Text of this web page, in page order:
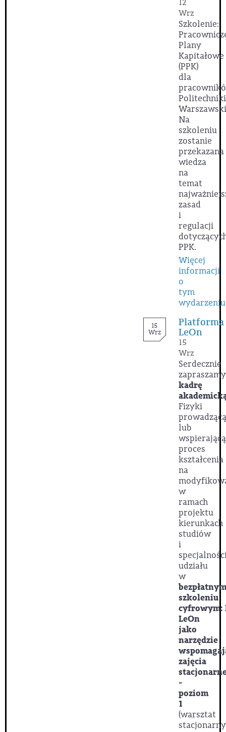
12
Wrz
Szkolenie:
Plany
Kapitałowe
(PPK)
dla
Politechniki
Na
szkoleniu
zostanie
przekazana
wiedza
na
temat
zasad
i
regulacji
PPK.
Więcej
informacji
o
tym
wydarzeniu
15
Wrz
Platforma
LeOn
15
Wrz
Serdecznie
zapraszamy
kadrę
Fizyki
prowadzącą
lub
wspierającą
proces
kształcenia
na
w
ramach
projektu
kierunkach
studiów
i
udziału
w
bezpłatnym
szkoleniu
cyfrowym:
LeOn
jako
narzędzie
zajęcia
-
poziom
1
(warsztat